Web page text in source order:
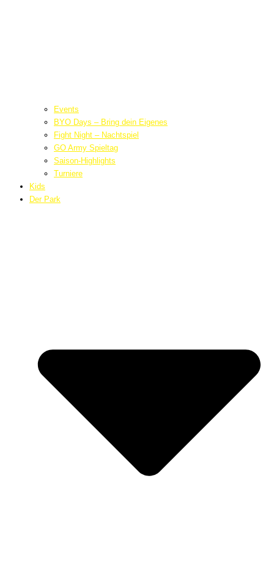
Events
BYO Days – Bring dein Eigenes
Fight Night – Nachtspiel
GO Army Spieltag
Saison-Highlights
Turniere
Kids
Der Park